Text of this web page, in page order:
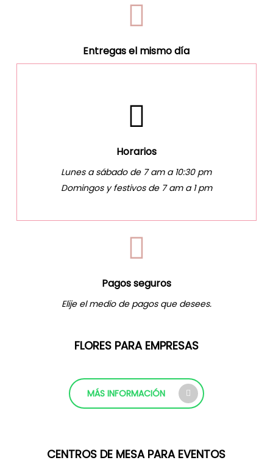
Entregas el mismo día
Horarios
Lunes a sábado de 7 am a 10:30 pm
Domingos y festivos de 7 am a 1 pm
Pagos seguros
Elije el medio de pagos que desees.
FLORES PARA EMPRESAS
MÁS INFORMACIÓN
CENTROS DE MESA PARA EVENTOS